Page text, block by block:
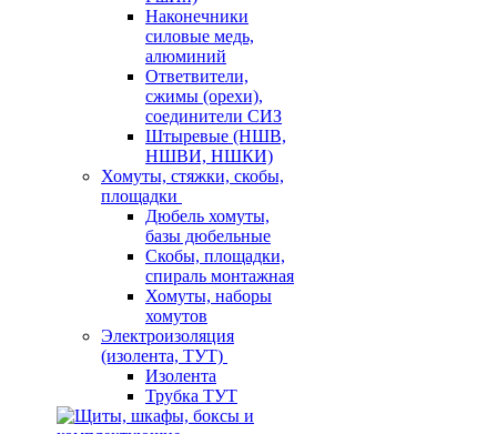
Наконечники
силовые медь,
алюминий
Ответвители,
сжимы (орехи),
соединители СИЗ
Штыревые (НШВ,
НШВИ, НШКИ)
Хомуты, стяжки, скобы,
площадки
Дюбель хомуты,
базы дюбельные
Скобы, площадки,
спираль монтажная
Хомуты, наборы
хомутов
Электроизоляция
(изолента, ТУТ)
Изолента
Трубка ТУТ